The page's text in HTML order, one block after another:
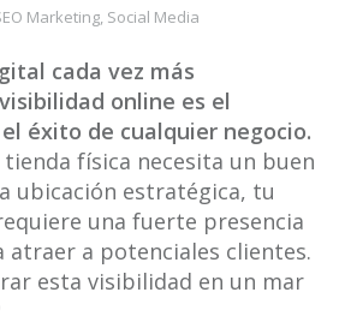
Marketing, Social Media
cada vez más
online es el
éxito de cualquier negocio.
física necesita un buen
ubicación estratégica, tu
una fuerte presencia
a potenciales clientes.
esta visibilidad en un mar